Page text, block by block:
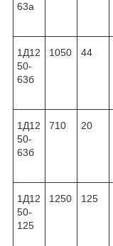
63а
1Д12
50-
63б
1050 44
1Д12
50-
63б
710 20
1Д12
50-
125
1250 125